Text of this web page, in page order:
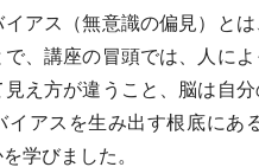
アス（無意識の偏見）と
、講座の冒頭では、人に
え方が違うこと、脳は自
イアスを生み出す根底にあ
学びました。